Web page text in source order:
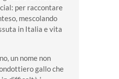
per raccontare
mescolando
in Italia e vita
un nome non
gallo che